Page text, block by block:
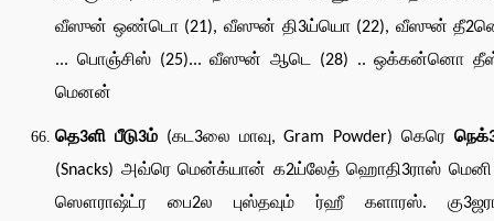
வீஸுன் ஒண்டொ (21), வீஸுன் தி3ய்யொ (22), வீஸுன்
... பொஞ்சிஸ் (25)... வீஸுன் ஆடெ (28) .. ஒக்கன்னொ
மெனன்
தெ3ளி பீடு3ம்(கட3லை மாவு, Gram Powder) கெரெ
(Snacks) அவ்ரெ மென்க்யான் க2ய்லேத் ஹொதி3ராஸ்
ஸௌராஷ்ட்ர பை2ல புஸ்தவும் ர்ஹீ களாரஸ்.